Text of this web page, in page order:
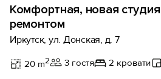
Комфортная, новая
ремонтом
Иркутск, ул. Донская, д. 7
20 m2 3 гостя 2 кровати